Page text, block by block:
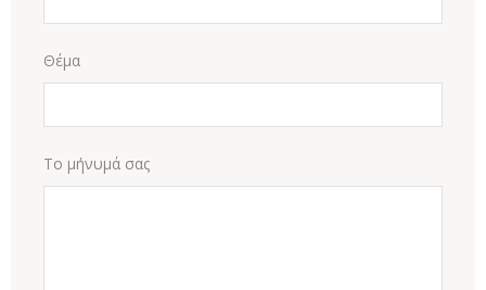
Θέμα
Το μήνυμά σας